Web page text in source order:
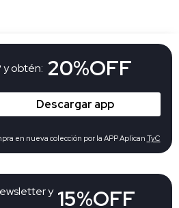
y 15%OFF
y obtén: 20%OFF
Descargar app
en nueva colección por la APP Aplican TyC